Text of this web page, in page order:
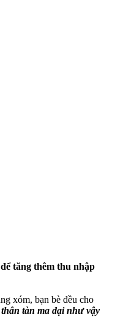
tăng thêm thu nhập
xóm, bạn bè đều cho
tàn ma dại như vậy